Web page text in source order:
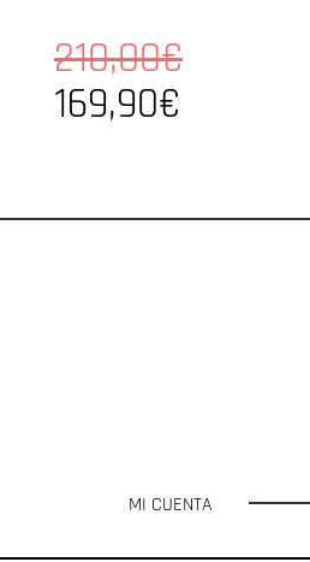
210,00€
169,90€
MI CUENTA